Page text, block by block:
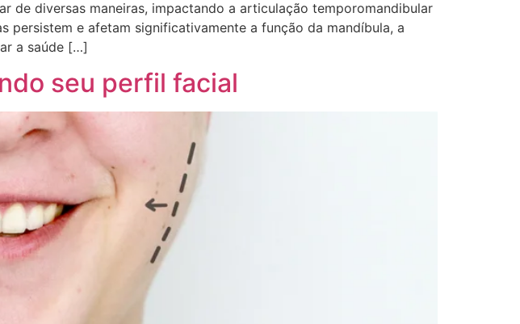
de diversas maneiras, impactando a articulação temporomandibular
persistem e afetam significativamente a função da mandíbula, a
a saúde […]
seu perfil facial